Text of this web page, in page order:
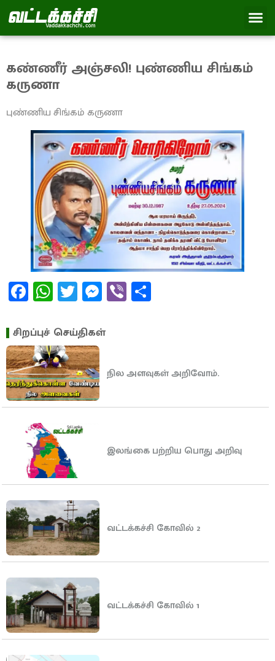
கண்ணீர் அஞ்சலி! புண்ணிய சிங்கம்
கருணா
புண்ணிய சிங்கம் கருணா
Facebook
WhatsApp
Twitter
Messenger
Viber
சிறப்புச் செய்திகள்
நில அளவுகள் அறிவோம்.
இலங்கை பற்றிய பொது அறிவு
வட்டக்கச்சி கோவில் 2
வட்டக்கச்சி கோவில் 1